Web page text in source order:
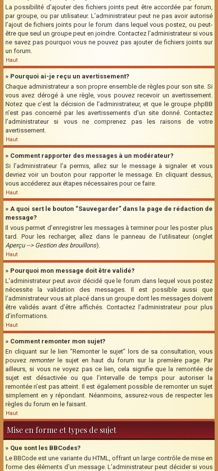
La possibilité d’ajouter des fichiers joints peut être accordée par forum,
par groupe, ou par utilisateur. L’administrateur peut ne pas avoir autorisé
l’ajout de fichiers joints pour le forum dans lequel vous postez, ou peut-
être que seul un groupe peut en joindre. Contactez l’administrateur si vous
ne savez pas pourquoi vous ne pouvez pas ajouter de fichiers joints sur
un forum.
Haut
» Pourquoi ai-je reçu un avertissement?
Chaque administrateur a son propre ensemble de règles pour son site. Si
vous avez dérogé à une règle, vous pouvez recevoir un avertissement.
Notez que c’est la décision de l’administrateur, et que le groupe phpBB
n’est pas concerné par les avertissements d’un site donné. Contactez
l’administrateur si vous ne comprenez pas les raisons de votre
avertissement.
Haut
» Comment rapporter des messages à un modérateur?
Si l’administrateur l’a permis, allez sur le message à signaler et vous
devriez voir un bouton pour rapporter le message. En cliquant dessus,
vous accéderez aux étapes nécessaires pour ce faire.
Haut
» A quoi sert le bouton “Sauvegarder” dans la page de rédaction de
message?
Il vous permet d’enregistrer les messages à terminer pour les poster plus
tard. Pour les recharger, allez dans le panneau de l’utilisateur (onglet
Aperçu --> Gestion des brouillons).
Haut
» Pourquoi mon message doit être validé?
L’administrateur peut avoir décidé que le forum dans lequel vous postez
nécessite la validation des messages. Il est possible aussi que
l’administrateur vous ait placé dans un groupe dont les messages doivent
être validés avant d’être affichés. Contactez l’administrateur pour plus
d’informations.
Haut
» Comment remonter mon sujet?
En cliquant sur le lien “Remonter le sujet” lors de sa consultation, vous
pouvez remonterle sujet en haut du forum sur la première page. Par
ailleurs, si vous ne voyez pas ce lien, cela signifie que la remontée de
sujet est désactivée ou que l’intervalle de temps pour autoriser la
remontée n’est pas atteint. Il est également possible de remonter un sujet
simplement en y répondant. Néanmoins, assurez-vous de respecter les
règles du forum en le faisant.
Haut
Mise en forme et types de sujet
» Que sont les BBCodes?
Le BBCode est une variante du HTML, offrant un large contrôle de mise en
forme des éléments d’un message. L’administrateur peut décider si vous